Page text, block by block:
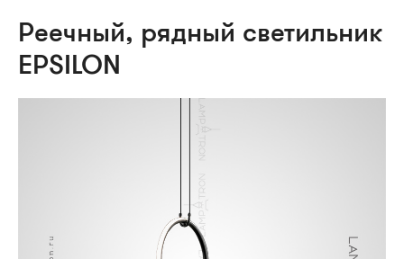
Реечный, рядный светильник
EPSILON